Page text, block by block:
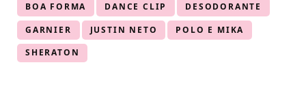
BOA FORMA
DANCE CLIP
DESODORANTE
GARNIER
JUSTIN NETO
POLO E MIKA
SHERATON